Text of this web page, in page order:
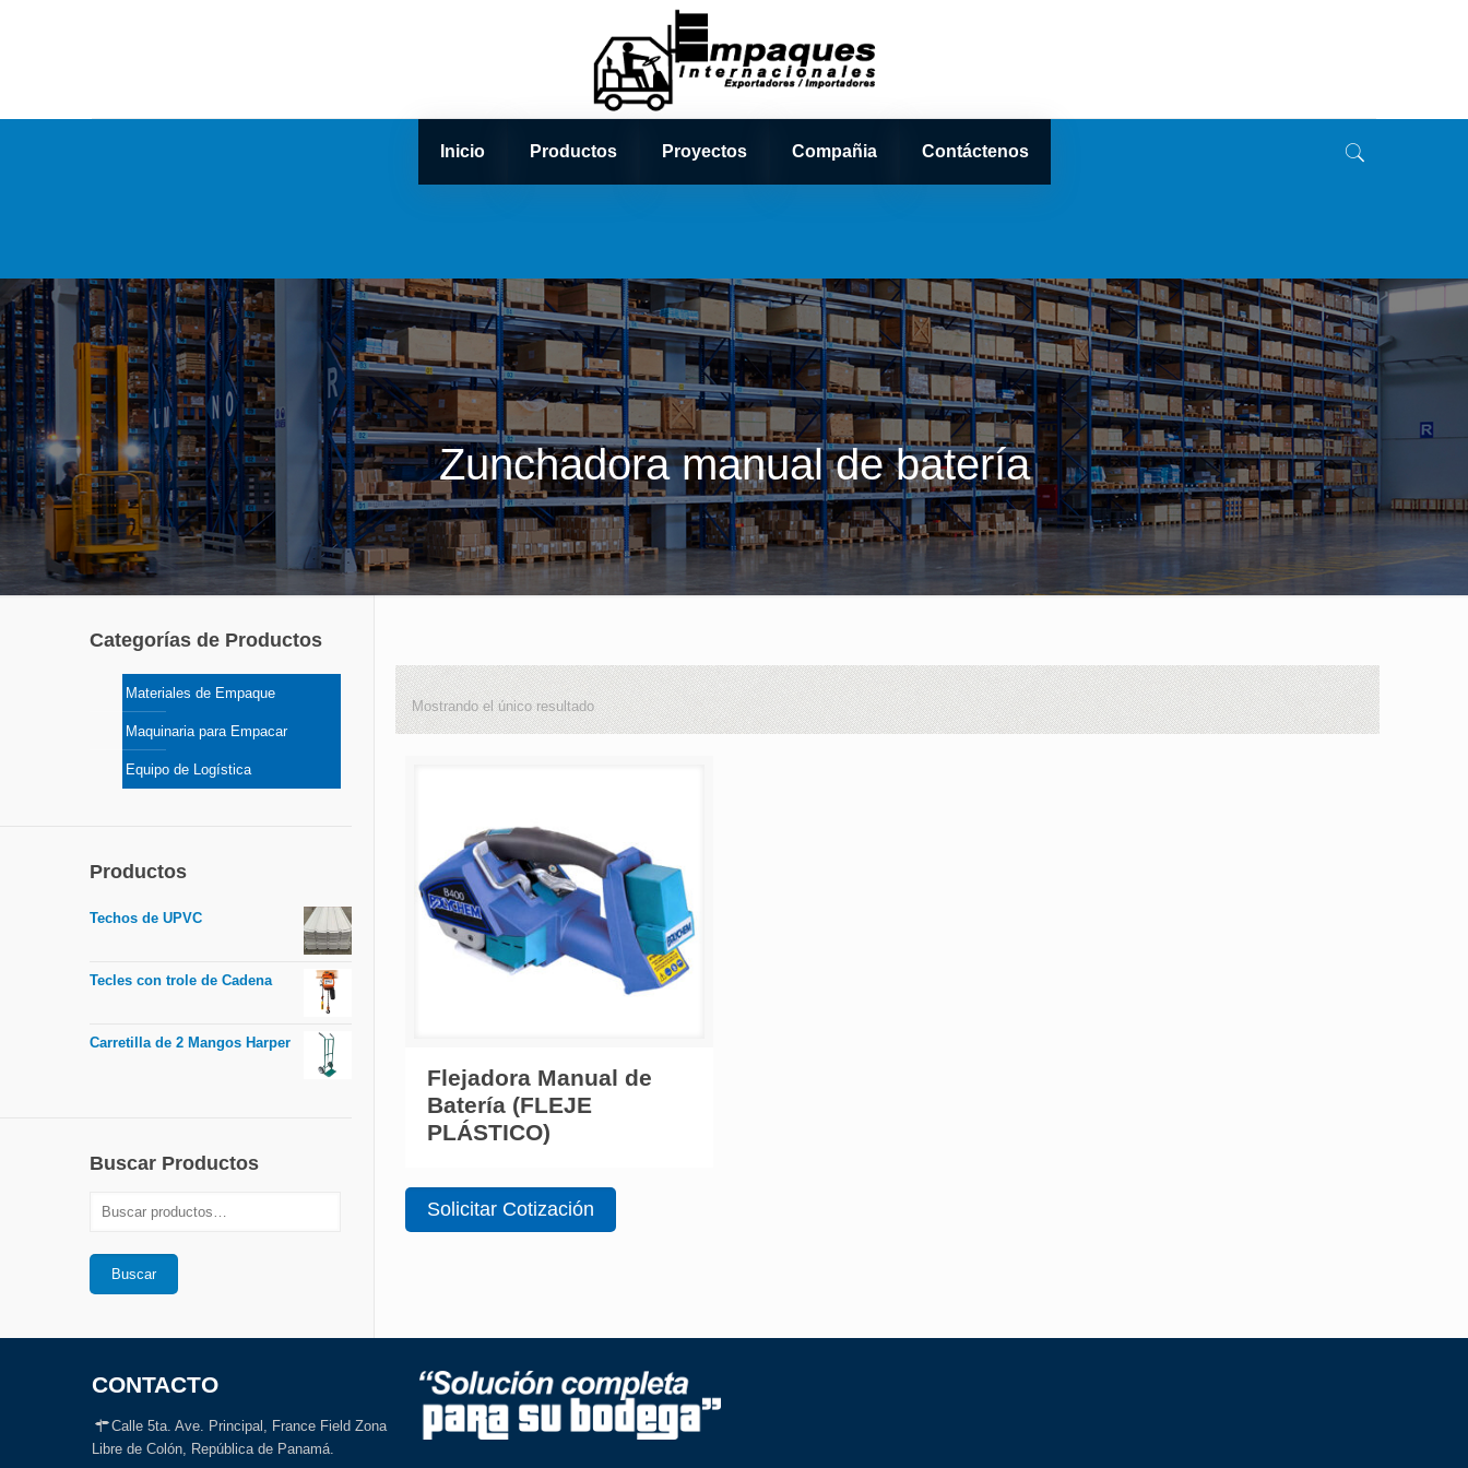
Inicio Productos Proyectos Compañia Contáctenos
Zunchadora manual de batería
Mostrando el único resultado
Flejadora Manual de
Batería (FLEJE
PLÁSTICO)
Solicitar Cotización
Categorías de Productos
Materiales de Empaque
Maquinaria para Empacar
Equipo de Logística
Productos
Techos de UPVC
Tecles con trole de Cadena
Carretilla de 2 Mangos Harper
Buscar Productos
Buscar
CONTACTO
Calle 5ta. Ave. Principal, France Field Zona
Libre de Colón, República de Panamá.